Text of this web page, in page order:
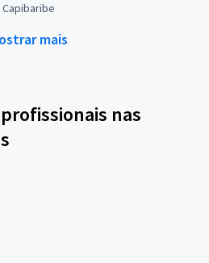
mais
nas